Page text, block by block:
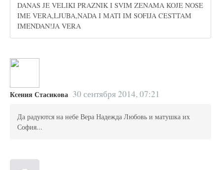
DANAS JE VELIKI PRAZNIK I SVIM ZENAMA KOJE NOSE
IME VERA,LJUBA,NADA I MATI IM SOFIJA CESTTAM
IMENDAN!JA VERA
Ксения Стасикова 30 сентября 2014, 07:21
Да радуются на небе Вера Надежда Любовь и матушка их
София...